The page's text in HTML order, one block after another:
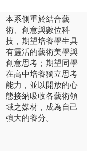
本系側重於結合藝
術、創意與數位科
技，期望培養學生具
有靈活的藝術美學與
創意思考；期望同學
在高中培養獨立思考
能力，並以開放的心
態接納吸收各藝術領
域之媒材，成為自己
強大的養分。